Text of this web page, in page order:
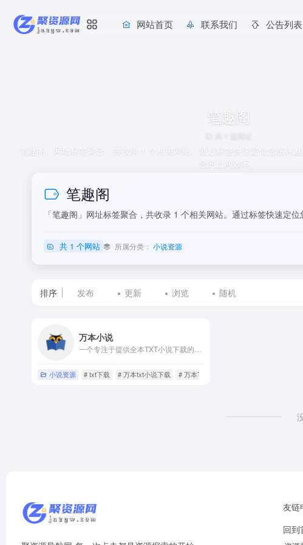
网站首页 联系我们 公告列表
笔趣阁
「笔趣阁」网址标签聚合，共收录 1 个相关网站。通过标签快速定位您感兴
您的上网效率。
笔趣阁
「笔趣阁」网址标签聚合，共收录 1 个相关网站。通过标签快速定
共 1 个网站 所属分类：小说资源
排序 发布 更新 浏览 随机
标
签
为
站
列
万本小说
小说资源 # txt下载 # 万本txt小说下载 # 万本TXT小说下载网
友链
回到